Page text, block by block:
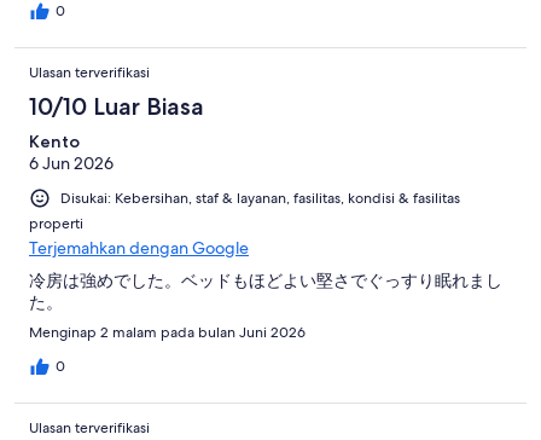
0
Ulasan terverifikasi
10/10 Luar Biasa
Kento
6 Jun 2026
Disukai: Kebersihan, staf & layanan, fasilitas, kondisi & fasilitas
properti
Terjemahkan dengan Google
冷房は強めでした。ベッドもほどよい堅さでぐっすり眠れまし
た。
Menginap 2 malam pada bulan Juni 2026
0
Ulasan terverifikasi